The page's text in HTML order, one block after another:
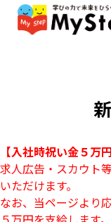
【入社時祝い金５万円
求人広告・スカウト
いただけます。
なお、当ページより